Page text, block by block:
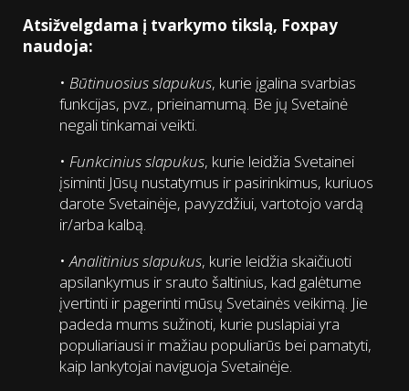
Atsižvelgdama į tvarkymo tikslą, Foxpay
naudoja:
• Būtinuosius slapukus, kurie įgalina svarbias
funkcijas, pvz., prieinamumą. Be jų Svetainė
negali tinkamai veikti.
• Funkcinius slapukus, kurie leidžia Svetainei
įsiminti Jūsų nustatymus ir pasirinkimus, kuriuos
darote Svetainėje, pavyzdžiui, vartotojo vardą
ir/arba kalbą.
•Analitinius slapukus, kurie leidžia skaičiuoti
apsilankymus ir srauto šaltinius, kad galėtume
įvertinti ir pagerinti mūsų Svetainės veikimą. Jie
padeda mums sužinoti, kurie puslapiai yra
populiariausi ir mažiau populiarūs bei pamatyti,
kaip lankytojai naviguoja Svetainėje.